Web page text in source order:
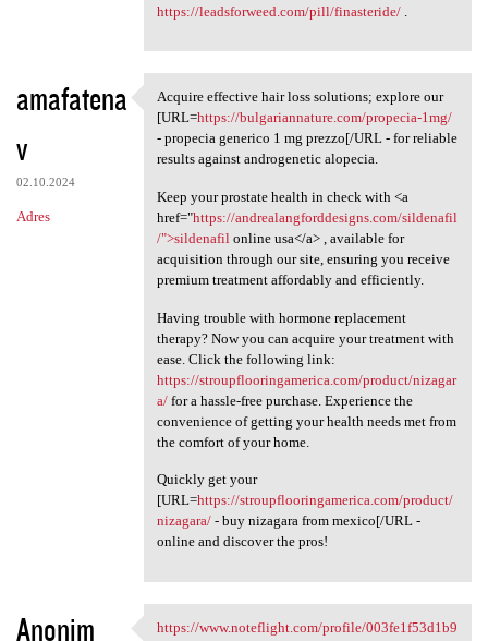
https://leadsforweed.com/pill/finasteride/.
amafatena
v
02.10.2024
Adres
Acquire effective hair loss
Acquire effective hair loss solutions; explore our
[URL=https://bulgariannature.com/propecia-1mg/
- propecia generico 1 mg prezzo[/URL - for reliable
results against androgenetic alopecia.
Keep your prostate health in check with <a
href="https://andrealangforddesigns.com/sildenafil
/">sildenafilonline usa</a> , available for
acquisition through our site, ensuring you receive
premium treatment affordably and efficiently.
Having trouble with hormone replacement
therapy? Now you can acquire your treatment with
ease. Click the following link:
https://stroupflooringamerica.com/product/nizagar
a/for a hassle-free purchase. Experience the
convenience of getting your health needs met from
the comfort of your home.
Quickly get your
[URL=https://stroupflooringamerica.com/product/
nizagara/- buy nizagara from mexico[/URL -
online and discover the pros!
Anonim
https://www.noteflight.com/profile/003fe1f53d1b9